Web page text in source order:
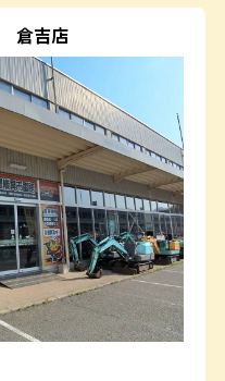
倉吉店